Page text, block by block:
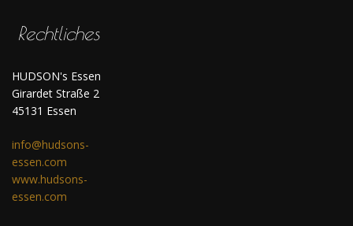
Rechtliches
HUDSON's Essen
Girardet Straße 2
45131 Essen
info@hudsons-
essen.com
www.hudsons-
essen.com